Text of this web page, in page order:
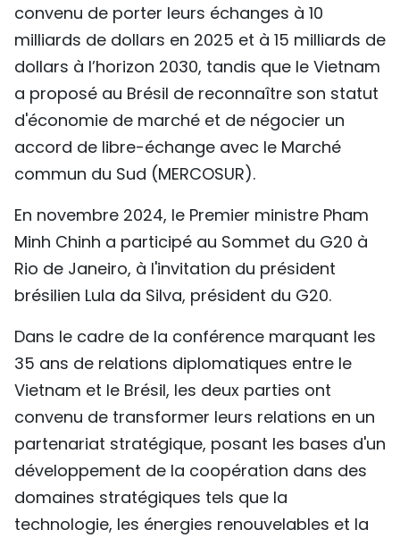
convenu de porter leurs échanges à 10
milliards de dollars en 2025 et à 15 milliards de
dollars à l’horizon 2030, tandis que le Vietnam
a proposé au Brésil de reconnaître son statut
d'économie de marché et de négocier un
accord de libre-échange avec le Marché
commun du Sud (MERCOSUR).
En novembre 2024, le Premier ministre Pham
Minh Chinh a participé au Sommet du G20 à
Rio de Janeiro, à l'invitation du président
brésilien Lula da Silva, président du G20.
Dans le cadre de la conférence marquant les
35 ans de relations diplomatiques entre le
Vietnam et le Brésil, les deux parties ont
convenu de transformer leurs relations en un
partenariat stratégique, posant les bases d'un
développement de la coopération dans des
domaines stratégiques tels que la
technologie, les énergies renouvelables et la